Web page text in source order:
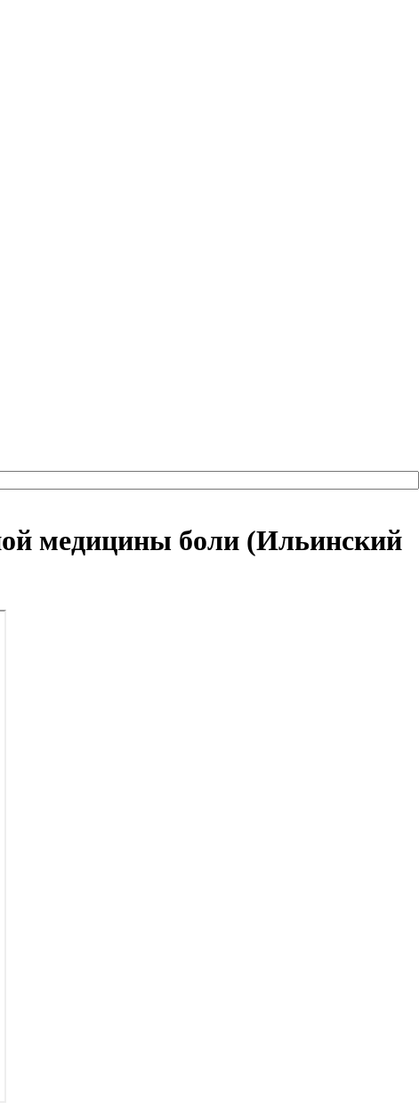
медицины боли (Ильинский